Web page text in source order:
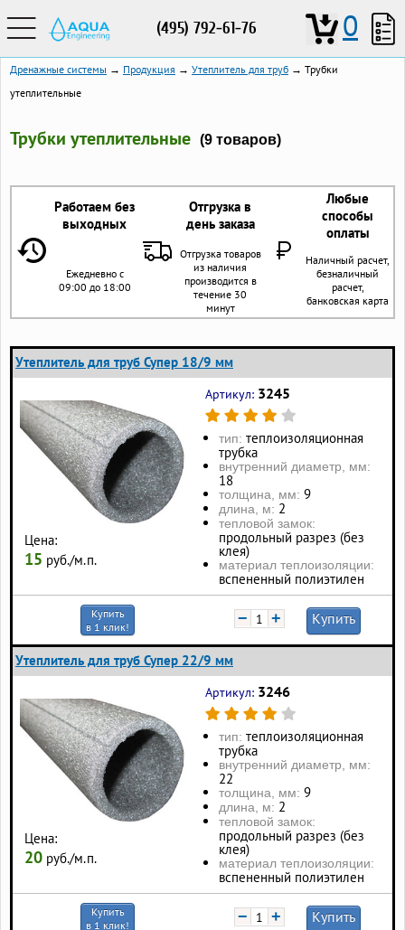
(495) 792-61-76 0
Дренажные системы → Продукция → Утеплитель для труб → Трубки
утеплительные
Трубки утеплительные (9 товаров)
Работаем без
выходных
Отгрузка в
день заказа
Любые
способы
оплаты
Ежедневно с
09:00 до 18:00
Отгрузка товаров
из наличия
производится в
течение 30
минут
Наличный расчет,
безналичный
расчет,
банковская карта
Утеплитель для труб Супер 18/9 мм
Цена:
15 руб./м.п.
Артикул: 3245
тип: теплоизоляционная
трубка
внутренний диаметр, мм:
18
толщина, мм: 9
длина, м: 2
тепловой замок:
продольный разрез (без
клея)
материал теплоизоляции:
вспененный полиэтилен
Купить
в 1 клик!
− + Купить
Утеплитель для труб Супер 22/9 мм
Цена:
20 руб./м.п.
Артикул: 3246
тип: теплоизоляционная
трубка
внутренний диаметр, мм:
22
толщина, мм: 9
длина, м: 2
тепловой замок:
продольный разрез (без
клея)
материал теплоизоляции:
вспененный полиэтилен
Купить
в 1 клик!
− + Купить